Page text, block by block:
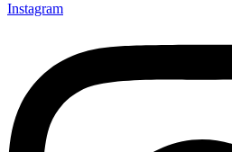
Instagram